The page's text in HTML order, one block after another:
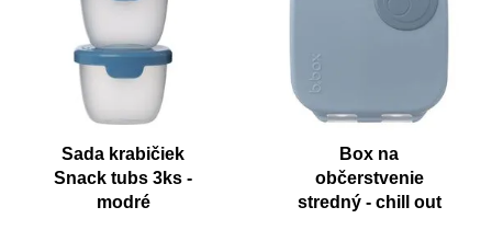
Sada krabičiek
Snack tubs 3ks -
modré
Box na
občerstvenie
stredný - chill out